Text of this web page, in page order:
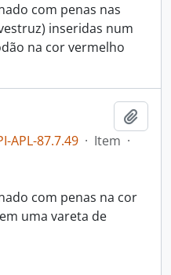
com penas nas
inseridas num
na cor vermelho
APL-87.7.49 · Item ·
com penas na cor
uma vareta de